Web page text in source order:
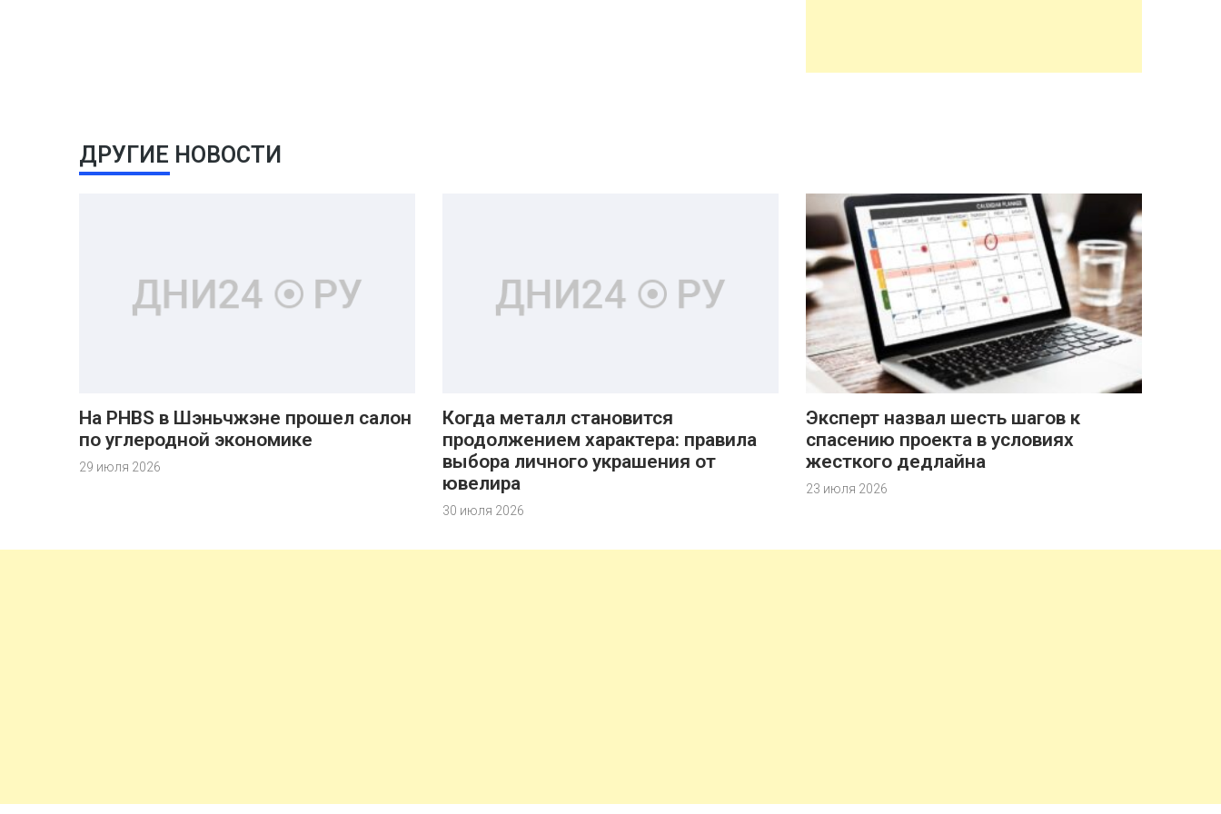
ДРУГИЕ НОВОСТИ
На PHBS в Шэньчжэне прошел салон
по углеродной экономике
29 июля 2026
Когда металл становится
продолжением характера: правила
выбора личного украшения от
ювелира
30 июля 2026
Эксперт назвал шесть шагов к
спасению проекта в условиях
жесткого дедлайна
23 июля 2026